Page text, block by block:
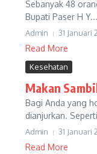
Sebanyak 48
Bupati Paser H Y...
Admin 31 Januari
Read More
Kesehatan
Makan
Bagi Anda yang
dianjurkan.
Admin 31 Januari
Read More